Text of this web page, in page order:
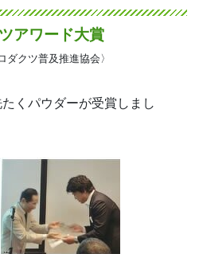
アワード大賞
ダクツ普及推進協会〉
くパウダーが受賞しまし